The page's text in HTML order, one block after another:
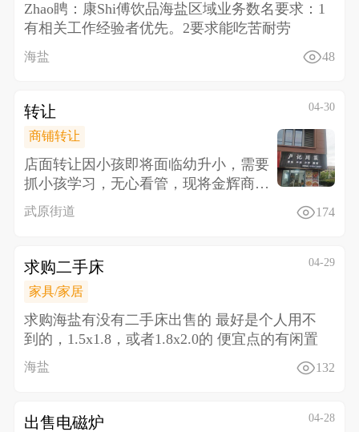
Zhao䀻：康Shi傅饮品海盐区域业务数名 要求： 1
有相关工作经验者优先。 2要求能吃苦耐劳
海盐 48
转让 04-30
商铺转让
店面转让 因小孩即将面临幼升小，需要
抓小孩学习，无心看管，现将金辉商业
中心门面转让，价格面议，设备
武原街道 174
求购二手床 04-29
家具/家居
求购海盐有没有二手床出售的 最好是个人用不
到的，1.5x1.8，或者1.8x2.0的 便宜点的有闲置
海盐 132
出售电磁炉 04-28